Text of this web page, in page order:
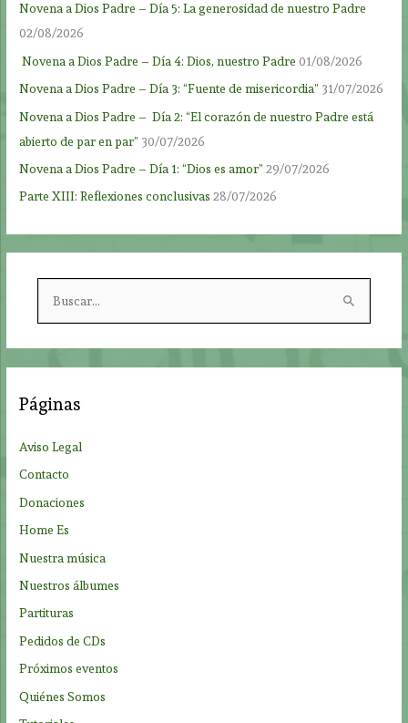
Novena a Dios Padre – Día 5: La generosidad de nuestro Padre
02/08/2026
Novena a Dios Padre – Día 4: Dios, nuestro Padre 01/08/2026
Novena a Dios Padre – Día 3: “Fuente de misericordia” 31/07/2026
Novena a Dios Padre – Día 2: “El corazón de nuestro Padre está
abierto de par en par” 30/07/2026
Novena a Dios Padre – Día 1: “Dios es amor” 29/07/2026
Parte XIII: Reflexiones conclusivas 28/07/2026
r
:
Páginas
Aviso Legal
Contacto
Donaciones
Home Es
Nuestra música
Nuestros álbumes
Partituras
Pedidos de CDs
Próximos eventos
Quiénes Somos